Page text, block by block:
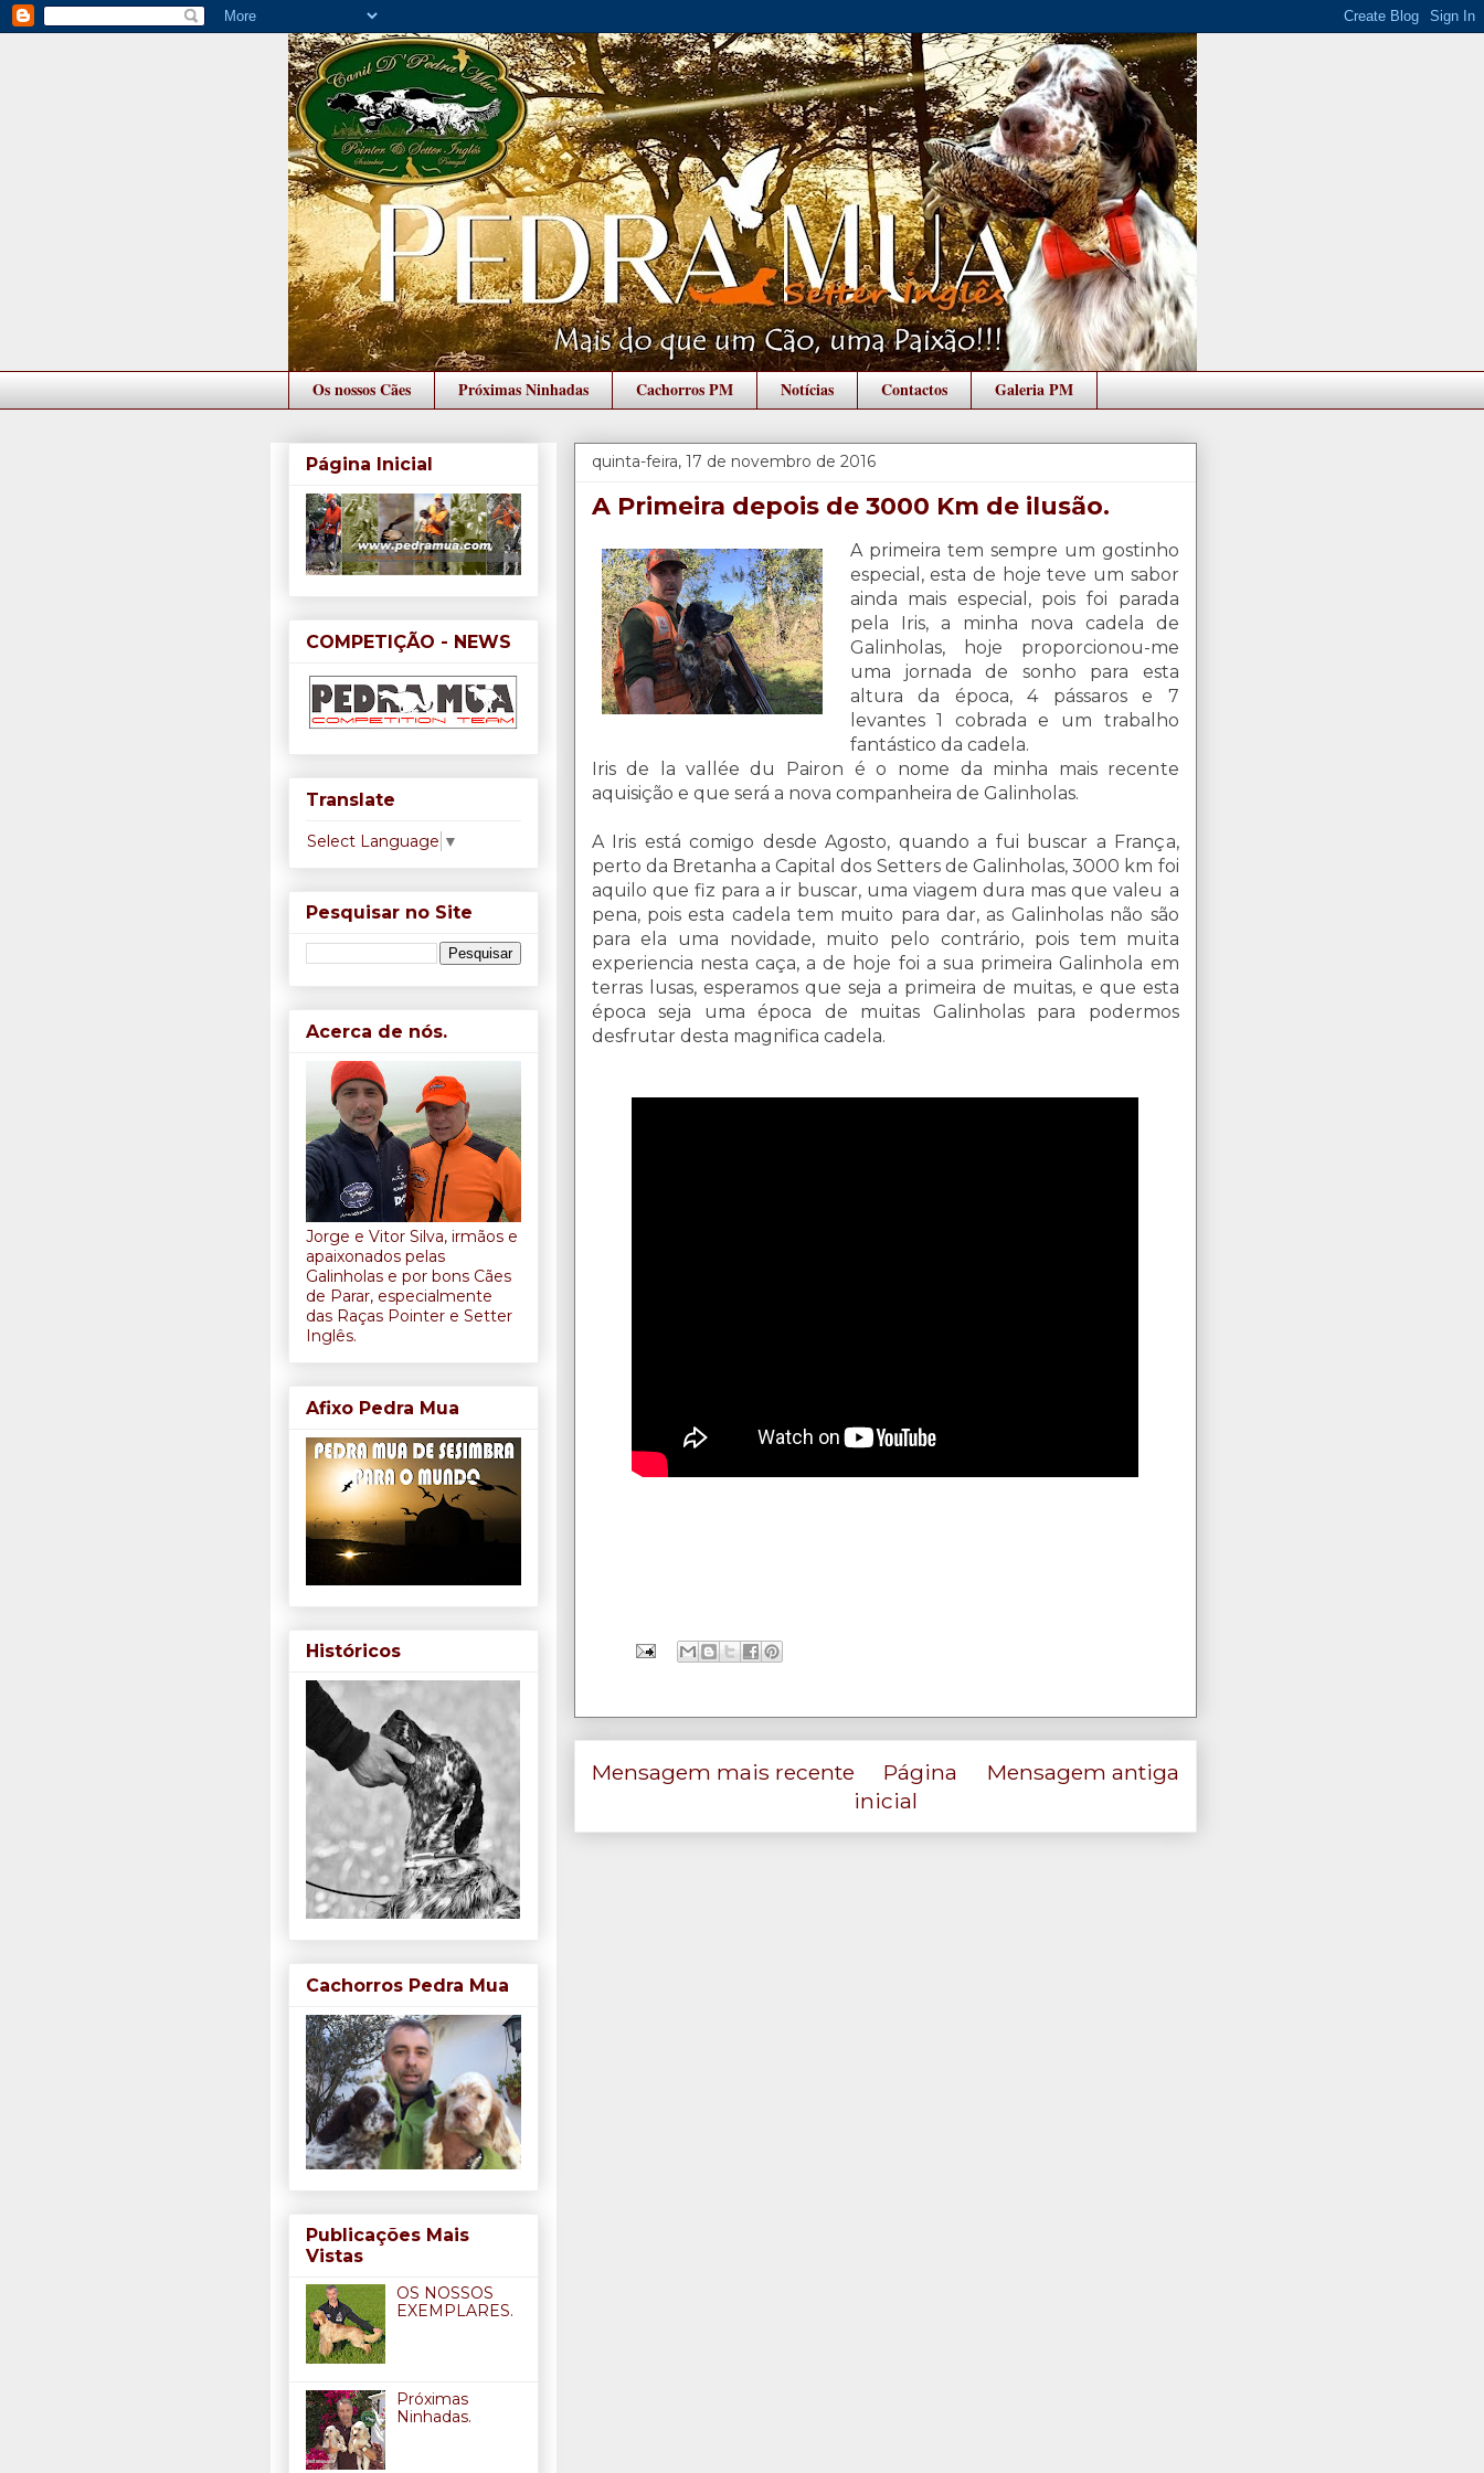
Os nossos Cães Próximas Ninhadas Cachorros PM Notícias Contactos Galeria PM
quinta-feira, 17 de novembro de 2016
A Primeira depois de 3000 Km de ilusão.
A primeira tem sempre um gostinho
especial, esta de hoje teve um sabor
ainda mais especial, pois foi parada
pela Iris, a minha nova cadela de
Galinholas, hoje proporcionou-me
uma jornada de sonho para esta
altura da época, 4 pássaros e 7
levantes 1 cobrada e um trabalho
fantástico da cadela.
Iris de la vallée du Pairon é o nome da minha mais recente
aquisição e que será a nova companheira de Galinholas.
A Iris está comigo desde Agosto, quando a fui buscar a França,
perto da Bretanha a Capital dos Setters de Galinholas, 3000 km foi
aquilo que fiz para a ir buscar, uma viagem dura mas que valeu a
pena, pois esta cadela tem muito para dar, as Galinholas não são
para ela uma novidade, muito pelo contrário, pois tem muita
experiencia nesta caça, a de hoje foi a sua primeira Galinhola em
terras lusas, esperamos que seja a primeira de muitas, e que esta
época seja uma época de muitas Galinholas para podermos
desfrutar desta magnifica cadela.
Mensagem mais recente Mensagem antiga
Página
inicial
Página Inicial
COMPETIÇÃO - NEWS
Translate
Select Language ▼
Pesquisar no Site
Acerca de nós.
Jorge e Vitor Silva, irmãos e
apaixonados pelas
Galinholas e por bons Cães
de Parar, especialmente
das Raças Pointer e Setter
Inglês.
Afixo Pedra Mua
Históricos
Cachorros Pedra Mua
Publicações Mais
Vistas
OS NOSSOS
EXEMPLARES.
Próximas
Ninhadas.